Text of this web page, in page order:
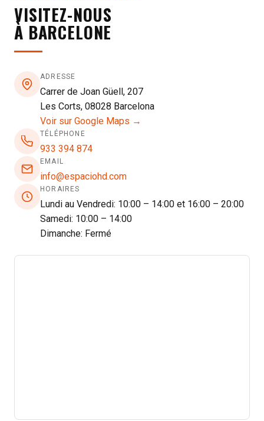
VISITEZ-NOUS
À BARCELONE
ADRESSE
Carrer de Joan Güell, 207
Les Corts, 08028 Barcelona
Voir sur Google Maps →
TÉLÉPHONE
933 394 874
EMAIL
info@espaciohd.com
HORAIRES
Lundi au Vendredi: 10:00 – 14:00 et 16:00 – 20:00
Samedi: 10:00 – 14:00
Dimanche: Fermé